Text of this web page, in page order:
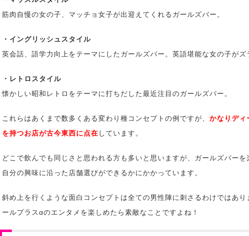
筋肉自慢の女の子、マッチョ女子が出迎えてくれるガールズバー。
・イングリッシュスタイル
英会話、語学力向上をテーマにしたガールズバー。英語堪能な女の子がズ
・レトロスタイル
懐かしい昭和レトロをテーマに打ちだした最近注目のガールズバー。
これらはあくまで数多くある変わり種コンセプトの例ですが、 かなりディ
を持つお店が古今東西に点在 しています。
どこで飲んでも同じさと思われる方も多いと思いますが、ガールズバーを
自分の興味に沿った店舗選びができるかにかかっています。
斜め上を行くような面白コンセプトは全ての男性陣に刺さるわけではあり
ールプラスαのエンタメを楽しめたら素敵なことですよね！